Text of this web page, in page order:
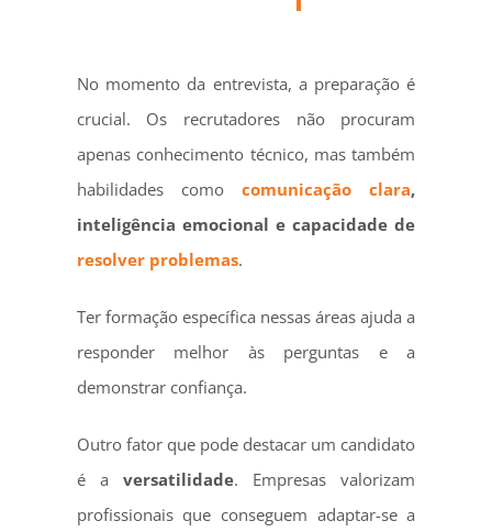
No momento da entrevista, a preparação é
crucial. Os recrutadores não procuram
apenas conhecimento técnico, mas também
habilidades comocomunicação clara,
inteligência emocional e capacidade de
resolver problemas.
Ter formação específica nessas áreas ajuda a
responder melhor às perguntas e a
demonstrar confiança.
Outro fator que pode destacar um candidato
é a versatilidade. Empresas valorizam
profissionais que conseguem adaptar-se a